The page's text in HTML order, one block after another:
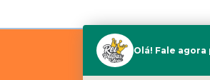
Copyright © Rei das Polpas. (Lei 9610 de
Olá! Fale